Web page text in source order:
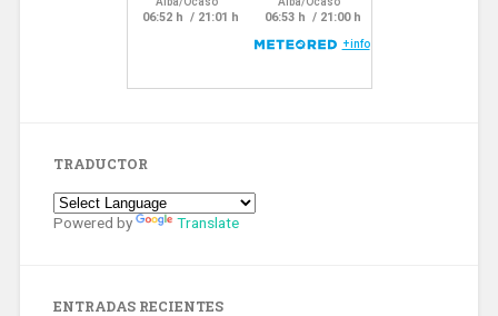
TRADUCTOR
Powered by Translate
ENTRADAS RECIENTES